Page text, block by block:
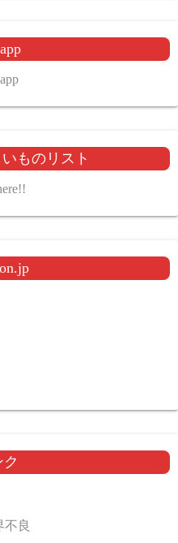
ものリスト
ク
不良